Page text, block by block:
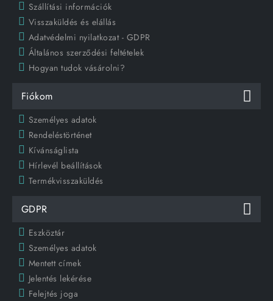
Szállítási információk
Visszaküldés és elállás
Adatvédelmi nyilatkozat - GDPR
Általános szerződési feltételek
Hogyan tudok vásárolni?
Fiókom
Személyes adatok
Rendeléstörténet
Kívánságlista
Hírlevél beállítások
Termékvisszaküldés
GDPR
Eszköztár
Személyes adatok
Mentett címek
Jelentés lekérése
Felejtés joga